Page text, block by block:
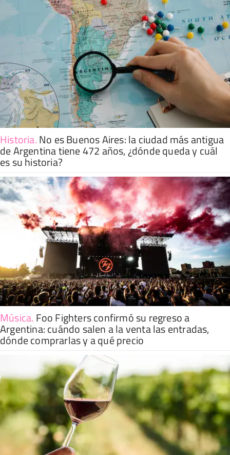
Historia.No es Buenos Aires: la ciudad más antigua
de Argentina tiene 472 años, ¿dónde queda y cuál
es su historia?
Música. Foo Fighters confirmó su regreso a
Argentina: cuándo salen a la venta las entradas,
dónde comprarlas y a qué precio